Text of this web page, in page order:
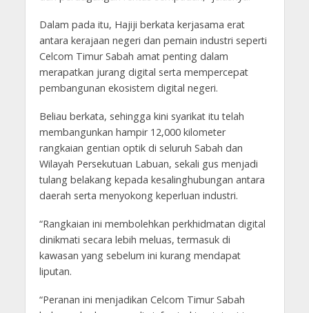
Dalam pada itu, Hajiji berkata kerjasama erat
antara kerajaan negeri dan pemain industri seperti
Celcom Timur Sabah amat penting dalam
merapatkan jurang digital serta mempercepat
pembangunan ekosistem digital negeri.
Beliau berkata, sehingga kini syarikat itu telah
membangunkan hampir 12,000 kilometer
rangkaian gentian optik di seluruh Sabah dan
Wilayah Persekutuan Labuan, sekali gus menjadi
tulang belakang kepada kesalinghubungan antara
daerah serta menyokong keperluan industri.
“Rangkaian ini membolehkan perkhidmatan digital
dinikmati secara lebih meluas, termasuk di
kawasan yang sebelum ini kurang mendapat
liputan.
“Peranan ini menjadikan Celcom Timur Sabah